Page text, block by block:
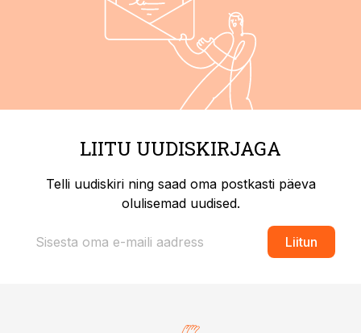
LIITU UUDISKIRJAGA
Telli uudiskiri ning saad oma postkasti päeva
olulisemad uudised.
Liitun